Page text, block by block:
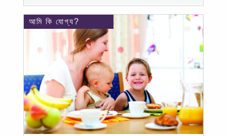
আমি কি যোগ্য?